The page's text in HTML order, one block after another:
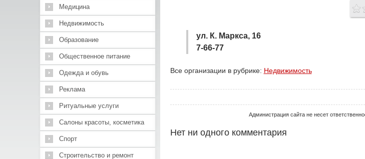
Медицина
Недвижимость
Образование
Общественное питание
Одежда и обувь
Реклама
Ритуальные услуги
Салоны красоты, косметика
Спорт
Строительство и ремонт
ул. К. Маркса, 16
7-66-77
Все организации в рубрике: Недвижимость
Администрация сайта не несет
Нет ни одного комментария